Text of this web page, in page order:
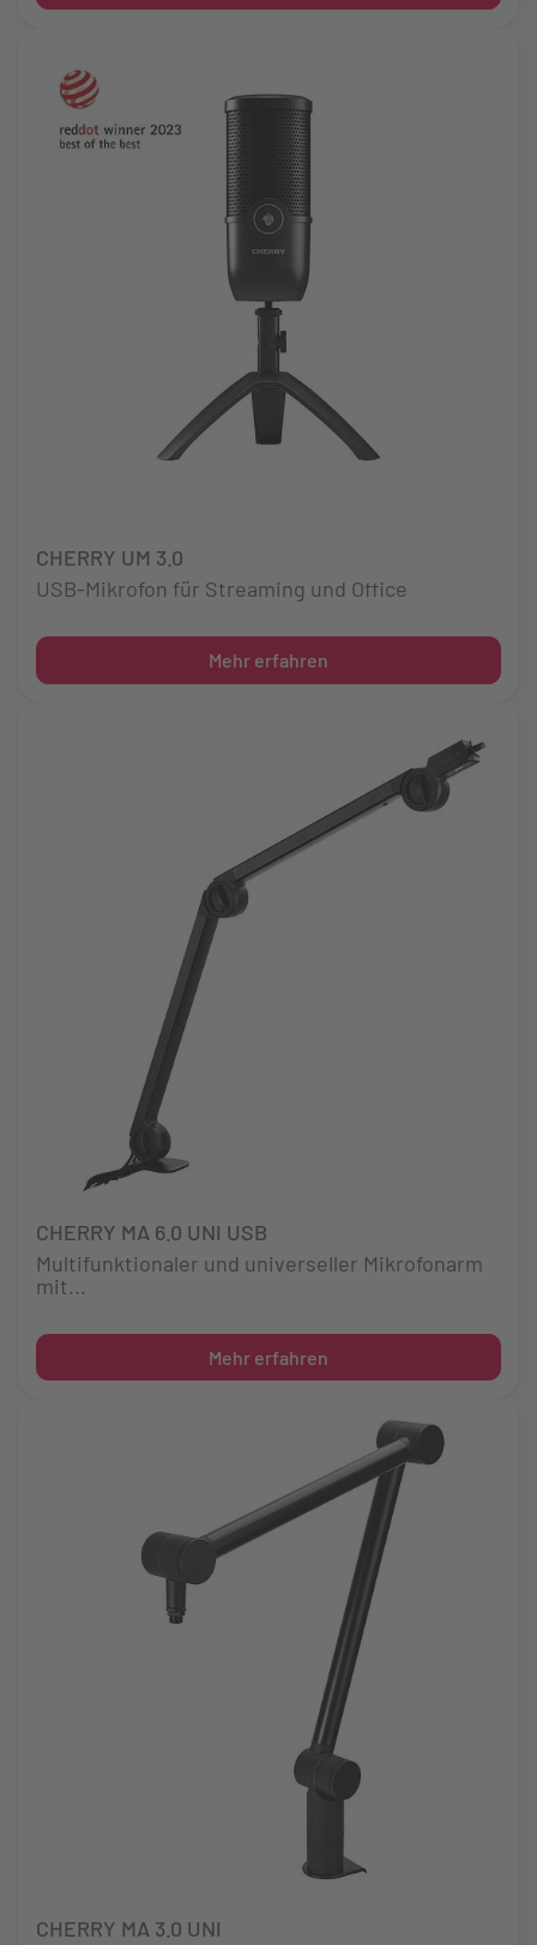
CHERRY UM 3.0
USB-Mikrofon für Streaming und Office
Mehr erfahren
CHERRY MA 6.0 UNI USB
Multifunktionaler und universeller Mikrofonarm
mit...
Mehr erfahren
CHERRY MA 3.0 UNI